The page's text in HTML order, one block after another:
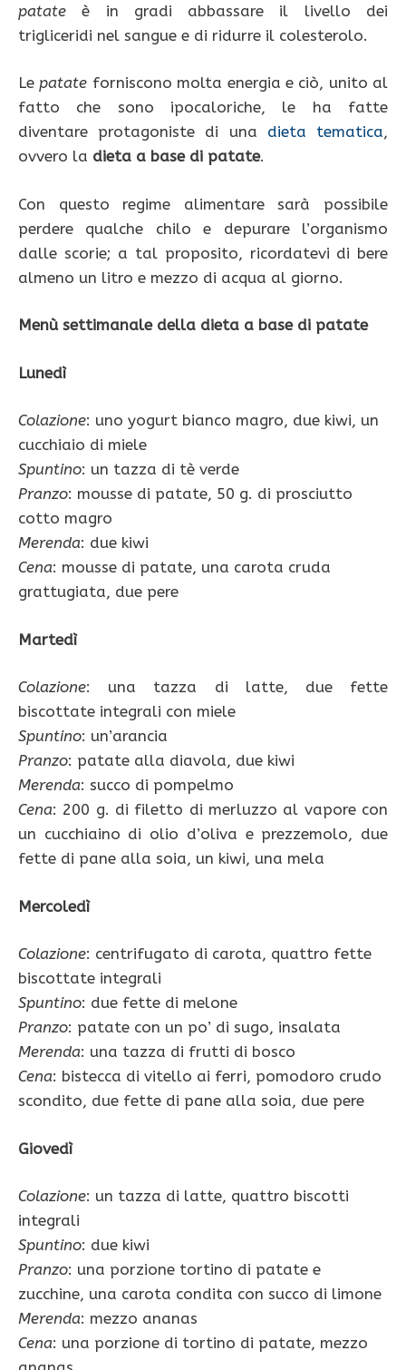
patate è in gradi abbassare il livello dei
trigliceridi nel sangue e di ridurre il colesterolo.
Le patate forniscono molta energia e ciò, unito al
fatto che sono ipocaloriche, le ha fatte
diventare protagoniste di una dieta tematica,
ovvero la dieta a base di patate.
Con questo regime alimentare sarà possibile
perdere qualche chilo e depurare l’organismo
dalle scorie; a tal proposito, ricordatevi di bere
almeno un litro e mezzo di acqua al giorno.
Menù settimanale della dieta a base di patate
Lunedì
Colazione: uno yogurt bianco magro, due kiwi, un
cucchiaio di miele
Spuntino: un tazza di tè verde
Pranzo: mousse di patate, 50 g. di prosciutto
cotto magro
Merenda: due kiwi
Cena: mousse di patate, una carota cruda
grattugiata, due pere
Martedì
Colazione: una tazza di latte, due fette
biscottate integrali con miele
Spuntino: un’arancia
Pranzo: patate alla diavola, due kiwi
Merenda: succo di pompelmo
Cena: 200 g. di filetto di merluzzo al vapore con
un cucchiaino di olio d’oliva e prezzemolo, due
fette di pane alla soia, un kiwi, una mela
Mercoledì
Colazione: centrifugato di carota, quattro fette
biscottate integrali
Spuntino: due fette di melone
Pranzo: patate con un po’ di sugo, insalata
Merenda: una tazza di frutti di bosco
Cena: bistecca di vitello ai ferri, pomodoro crudo
scondito, due fette di pane alla soia, due pere
Giovedì
Colazione: un tazza di latte, quattro biscotti
integrali
Spuntino: due kiwi
Pranzo: una porzione tortino di patate e
zucchine, una carota condita con succo di limone
Merenda: mezzo ananas
Cena: una porzione di tortino di patate, mezzo